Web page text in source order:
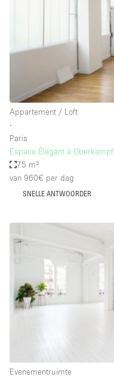
Auto display
Begane grond
Beveiligingssysteem
Concierge
Dakterras
Drankvergunning
Elektriciteit
Haussmann-stijl
Industrieel
Internet
Kledingrek
Appartement / Loft
∙
Paris
Espace Élégant à Oberkampf
75 m²
van 960€ per dag
SNELLE ANTWOORDER
Evenementruimte